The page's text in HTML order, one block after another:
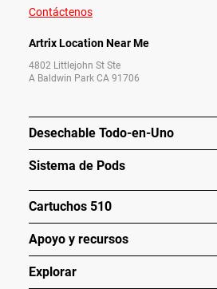
Contáctenos
Artrix Location Near Me
4802 Littlejohn St Ste
A Baldwin Park CA 91706
Desechable Todo-en-Uno
Sistema de Pods
Cartuchos 510
Apoyo y recursos
Explorar